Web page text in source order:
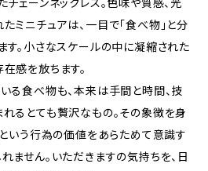
チェーンネックレス。色味や質感、光
ミニチュアは、一目で「食べ物」と分
す。小さなスケールの中に凝縮された
感を放ちます。
る食べ物も、本来は手間と時間、技
るとても贅沢なもの。その象徴を身
という行為の価値をあらためて意識す
ません。いただきますの気持ちを、日